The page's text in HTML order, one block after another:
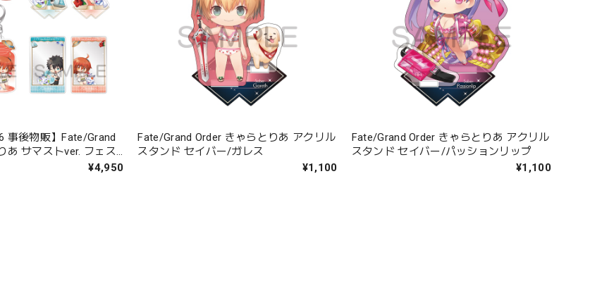
事後物販】Fate/Grand
あ サマストver. フェス
¥4,950
Fate/Grand Order きゃらとりあ アクリル
スタンド セイバー/ガレス
¥1,100
Fate/Grand Order きゃらとりあ アクリル
スタンド セイバー/パッションリップ
¥1,100